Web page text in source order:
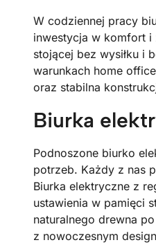
W codziennej pracy
inwestycja w komfort i
stojącej bez wysiłku i
warunkach home
oraz stabilna
Biurka
Podnoszone biurko
potrzeb. Każdy z nas
Biurka elektryczne z
ustawienia w pamięci
naturalnego drewna
z nowoczesnym